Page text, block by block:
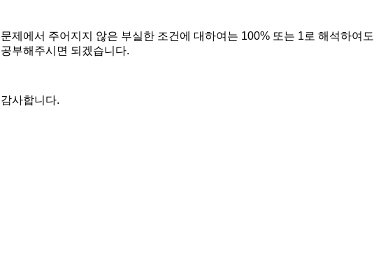
문제에서 주어지지 않은 부실한 조건에 대하여는 100% 또는 1로 해석하여
공부해주시면 되겠습니다.
감사합니다.